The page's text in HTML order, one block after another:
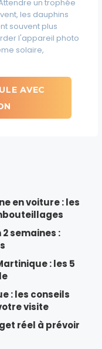
un trophée
les dauphins
souvent plus
l'appareil photo
solaire,
AVEC
en voiture : les
semaines :
: les 5
: les conseils
visite
réel à prévoir